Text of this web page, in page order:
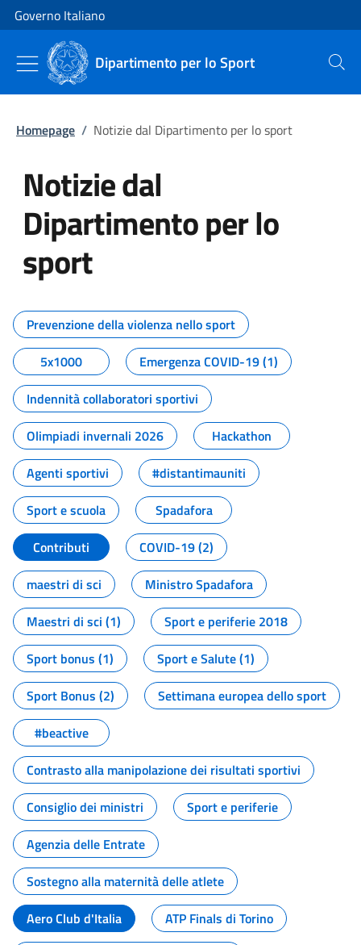
Vai al contenuto
Vai alla navigazione del sito
Governo Italiano
Dipartimento per lo Sport Cerca
Homepage / Notizie dal Dipartimento per lo sport
Notizie dal
Dipartimento per lo
sport
Tutti i contenuti della pagina
Prevenzione della violenza nello sport
5x1000
Emergenza COVID-19 (1)
Indennità collaboratori sportivi
Olimpiadi invernali 2026
Hackathon
Agenti sportivi
#distantimauniti
Sport e scuola
Spadafora
Contributi
COVID-19 (2)
maestri di sci
Ministro Spadafora
Maestri di sci (1)
Sport e periferie 2018
Sport bonus (1)
Sport e Salute (1)
Sport Bonus (2)
Settimana europea dello sport
#beactive
Contrasto alla manipolazione dei risultati sportivi
Consiglio dei ministri
Sport e periferie
Agenzia delle Entrate
Sostegno alla maternità delle atlete
Aero Club d'Italia
ATP Finals di Torino